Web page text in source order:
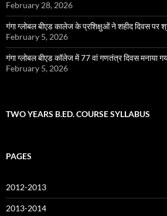
February 28, 2026
गंगा ग्लोबल बीएड कालेज के प्रशिक्षुओं ने शहीद दिवस पर
February 5, 2026
गंगा ग्लोबल बीएड कॉलेज में 77 वां गणतंत्र दिवस मनाया
February 5, 2026
TWO YEARS B.ED. COURSE SYLLABUS
PAGES
2012-2013
2013-2014